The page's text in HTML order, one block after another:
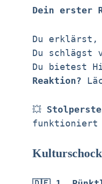
Dein erster
Du
Du schlägst
Du bietest
Reaktion?
💥
funktioniert